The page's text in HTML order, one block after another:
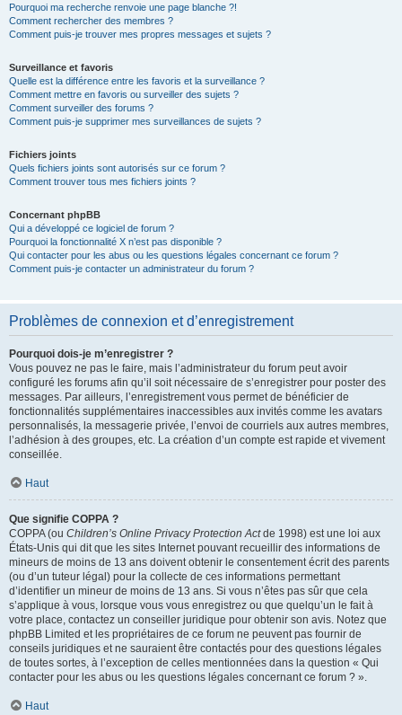
Pourquoi ma recherche renvoie une page blanche ?!
Comment rechercher des membres ?
Comment puis-je trouver mes propres messages et sujets ?
Surveillance et favoris
Quelle est la différence entre les favoris et la surveillance ?
Comment mettre en favoris ou surveiller des sujets ?
Comment surveiller des forums ?
Comment puis-je supprimer mes surveillances de sujets ?
Fichiers joints
Quels fichiers joints sont autorisés sur ce forum ?
Comment trouver tous mes fichiers joints ?
Concernant phpBB
Qui a développé ce logiciel de forum ?
Pourquoi la fonctionnalité X n’est pas disponible ?
Qui contacter pour les abus ou les questions légales concernant ce forum ?
Comment puis-je contacter un administrateur du forum ?
Problèmes de connexion et d’enregistrement
Pourquoi dois-je m’enregistrer ?
Vous pouvez ne pas le faire, mais l’administrateur du forum peut avoir
configuré les forums afin qu’il soit nécessaire de s’enregistrer pour poster des
messages. Par ailleurs, l’enregistrement vous permet de bénéficier de
fonctionnalités supplémentaires inaccessibles aux invités comme les avatars
personnalisés, la messagerie privée, l’envoi de courriels aux autres membres,
l’adhésion à des groupes, etc. La création d’un compte est rapide et vivement
conseillée.
Haut
Que signifie COPPA ?
COPPA (ou Children’s Online Privacy Protection Actde 1998) est une loi aux
États-Unis qui dit que les sites Internet pouvant recueillir des informations de
mineurs de moins de 13 ans doivent obtenir le consentement écrit des parents
(ou d’un tuteur légal) pour la collecte de ces informations permettant
d’identifier un mineur de moins de 13 ans. Si vous n’êtes pas sûr que cela
s’applique à vous, lorsque vous vous enregistrez ou que quelqu’un le fait à
votre place, contactez un conseiller juridique pour obtenir son avis. Notez que
phpBB Limited et les propriétaires de ce forum ne peuvent pas fournir de
conseils juridiques et ne sauraient être contactés pour des questions légales
de toutes sortes, à l’exception de celles mentionnées dans la question « Qui
contacter pour les abus ou les questions légales concernant ce forum ? ».
Haut